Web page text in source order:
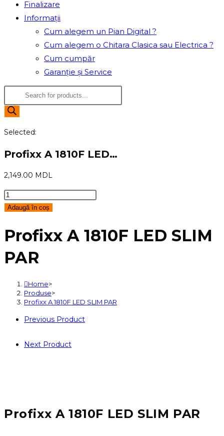
Finalizare
Informații
Cum alegem un Pian Digital ?
Cum alegem o Chitara Clasica sau Electrica ?
Cum cumpăr
Garanție și Service
Products
search
Selected:
Profixx A 1810F LED…
2,149.00 MDL
Cantitate
Profixx
1810F
LED
SLIM
Adaugă în coș
Profixx A 1810F LED SLIM
PAR
Home>
Produse>
Profixx A 1810F LED SLIM PAR
Previous Product
Next Product
Profixx A 1810F LED SLIM PAR